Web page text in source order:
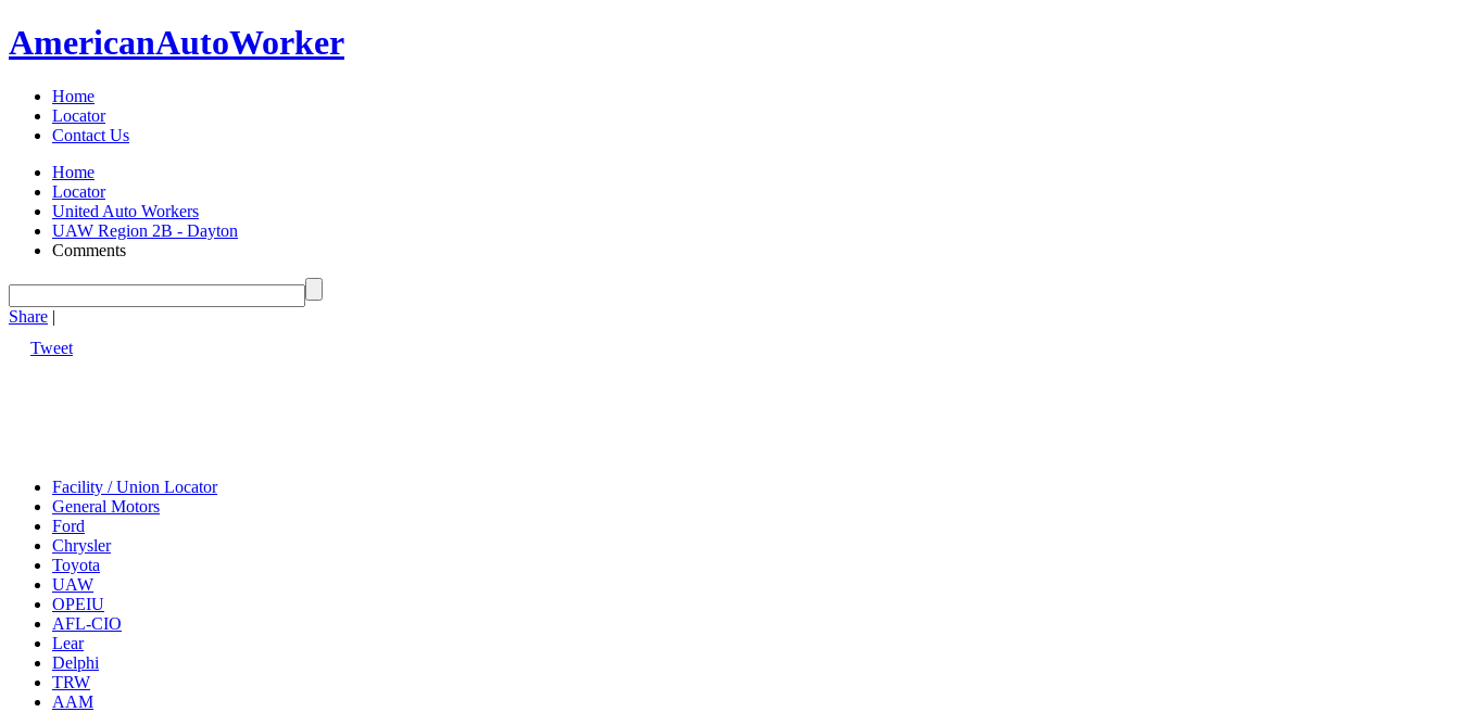
AmericanAutoWorker
Home
Locator
Contact Us
Home
Locator
United Auto Workers
UAW Region 2B - Dayton
Comments
Share |
Tweet
Facility / Union Locator
General Motors
Ford
Chrysler
Toyota
UAW
OPEIU
AFL-CIO
Lear
Delphi
TRW
AAM